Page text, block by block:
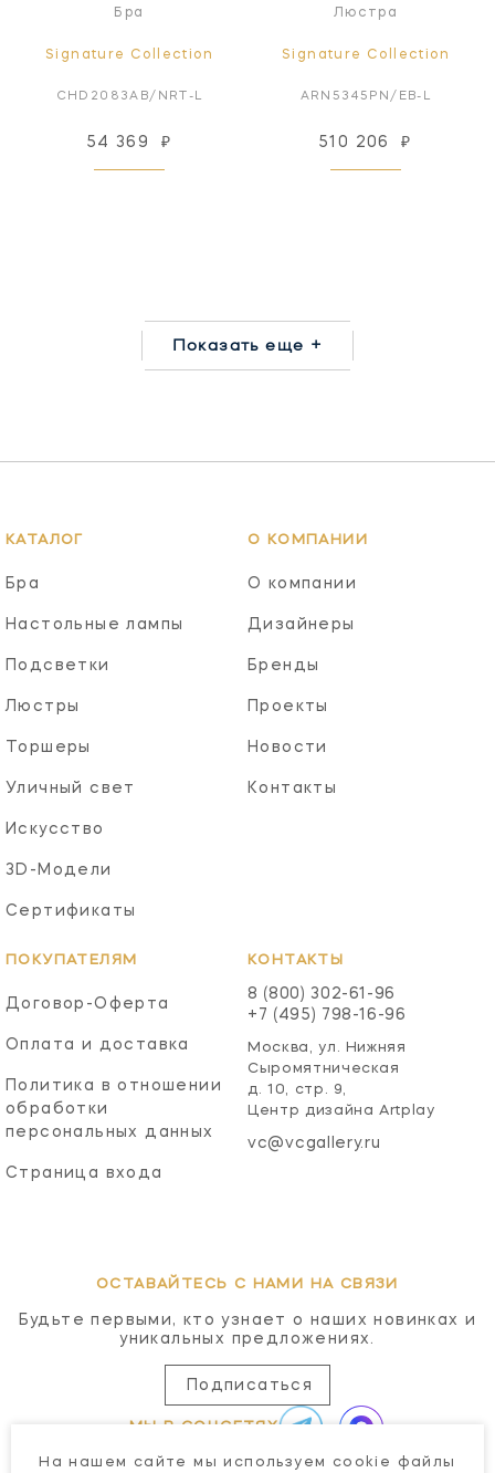
Бра
Signature Collection
CHD2083AB/NRT-L
54 369 ₽
Люстра
Signature Collection
ARN5345PN/EB-L
510 206 ₽
Показать еще +
КАТАЛОГ
Бра
Настольные лампы
Подсветки
Люстры
Торшеры
Уличный свет
Искусство
3D-Модели
Сертификаты
О КОМПАНИИ
О компании
Дизайнеры
Бренды
Проекты
Новости
Контакты
ПОКУПАТЕЛЯМ
Договор-Оферта
Оплата и доставка
Политика в отношении
обработки
персональных данных
Страница входа
КОНТАКТЫ
8 (800) 302-61-96
+7 (495) 798-16-96
Москва, ул. Нижняя
Сыромятническая
д. 10, стр. 9,
Центр дизайна Artplay
vc@vcgallery.ru
ОСТАВАЙТЕСЬ С НАМИ НА СВЯЗИ
Будьте первыми, кто узнает о наших новинках и
уникальных предложениях.
Подписаться
МЫ В СОЦСЕТЯХ
На нашем сайте мы используем cookie файлы